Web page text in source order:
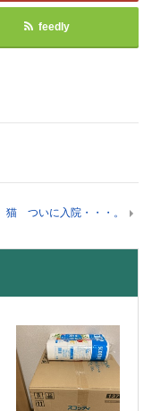
feedly
猫 ついに入院・・・。